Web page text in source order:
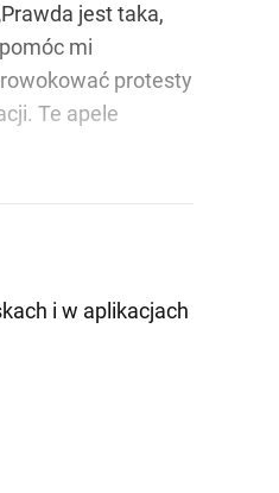
jest taka,
mi
protesty
Te apele
i w aplikacjach